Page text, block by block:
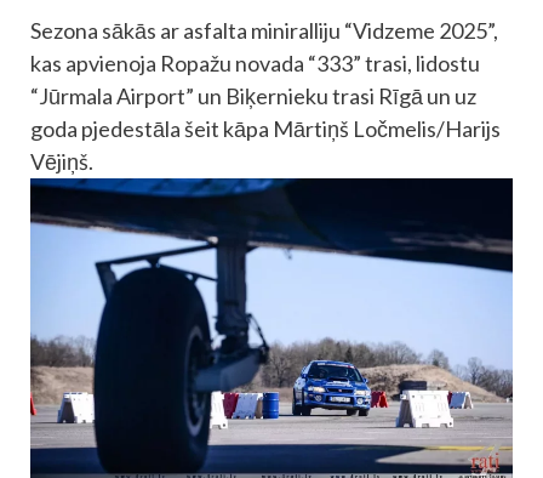
Sezona sākās ar asfalta miniralliju “Vidzeme 2025”,
kas apvienoja Ropažu novada “333” trasi, lidostu
“Jūrmala Airport” un Biķernieku trasi Rīgā un uz
goda pjedestāla šeit kāpa Mārtiņš Ločmelis/Harijs
Vējiņš.